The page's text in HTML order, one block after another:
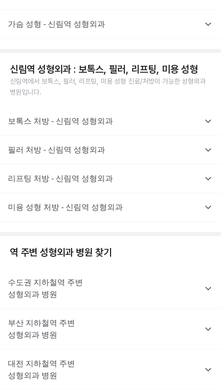
가슴 성형 - 신림역 성형외과
신림역 성형외과 : 보톡스, 필러, 리프팅, 미용 성형
신림역에서 보톡스, 필러, 리프팅, 미용 성형 진료/처방이 가능한 성형외과
병원입니다.
보톡스 처방 - 신림역 성형외과
필러 처방 - 신림역 성형외과
리프팅 처방 - 신림역 성형외과
미용 성형 처방 - 신림역 성형외과
역 주변 성형외과 병원 찾기
수도권 지하철역 주변
성형외과 병원
부산 지하철역 주변
성형외과 병원
대전 지하철역 주변
성형외과 병원